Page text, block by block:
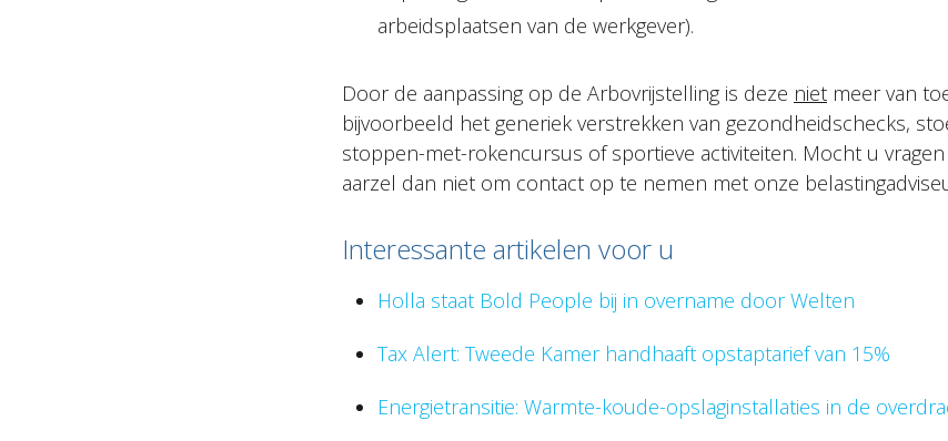
arbeidsplaatsen van de werkgever).
Door de aanpassing op de Arbovrijstelling is deze niet meer van
bijvoorbeeld het generiek verstrekken van gezondheidschecks,
stoppen-met-rokencursus of sportieve activiteiten. Mocht u
aarzel dan niet om contact op te nemen met onze
Interessante artikelen voor u
Holla staat Bold People bij in overname door Welten
Tax Alert: Tweede Kamer handhaaft opstaptarief van 15%
Energietransitie: Warmte-koude-opslaginstallaties in de